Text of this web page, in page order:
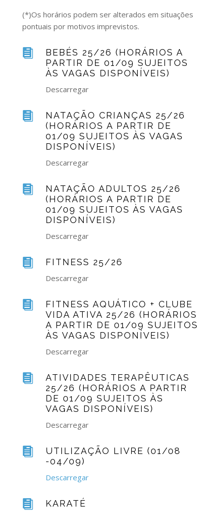
(*)Os horários podem ser alterados em situações
pontuais por motivos imprevistos.

BEBÉS 25/26 (HORÁRIOS A
PARTIR DE 01/09 SUJEITOS
ÀS VAGAS DISPONÍVEIS)
Descarregar

NATAÇÃO CRIANÇAS 25/26
(HORÁRIOS A PARTIR DE
01/09 SUJEITOS ÀS VAGAS
DISPONÍVEIS)
Descarregar

NATAÇÃO ADULTOS 25/26
(HORÁRIOS A PARTIR DE
01/09 SUJEITOS ÀS VAGAS
DISPONÍVEIS)
Descarregar
 FITNESS 25/26
Descarregar

FITNESS AQUÁTICO + CLUBE
VIDA ATIVA 25/26 (HORÁRIOS
A PARTIR DE 01/09 SUJEITOS
ÀS VAGAS DISPONÍVEIS)
Descarregar

ATIVIDADES TERAPÊUTICAS
25/26 (HORÁRIOS A PARTIR
DE 01/09 SUJEITOS ÀS
VAGAS DISPONÍVEIS)
Descarregar

UTILIZAÇÃO LIVRE (01/08
-04/09)
Descarregar
 KARATÉ